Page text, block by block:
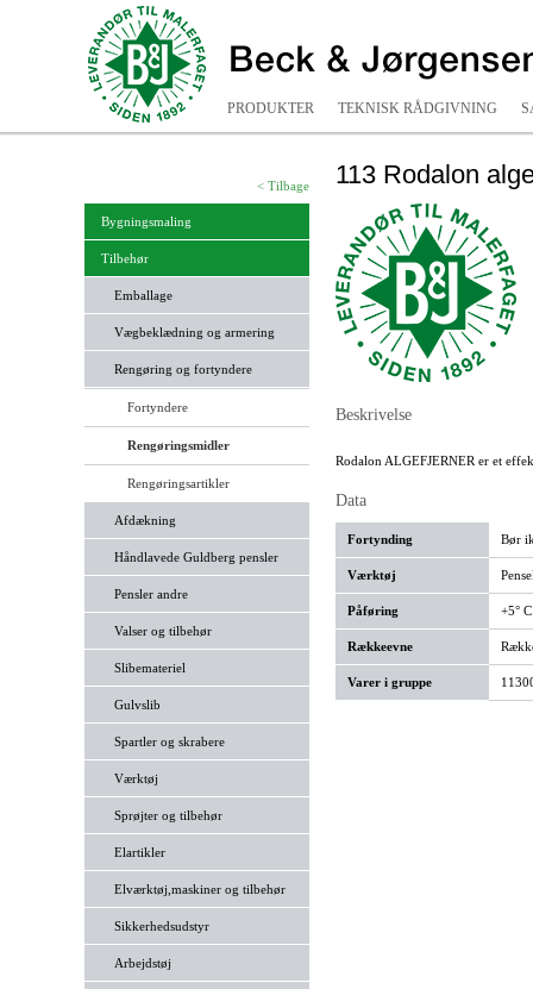
PRODUKTER TEKNISK RÅDGIVNING
113 Rodalon
< Tilbage
Bygningsmaling
Tilbehør
Emballage
Vægbeklædning og armering
Rengøring og fortyndere
Fortyndere
Rengøringsmidler
Rengøringsartikler
Afdækning
Håndlavede Guldberg pensler
Pensler andre
Valser og tilbehør
Slibemateriel
Gulvslib
Spartler og skrabere
Værktøj
Sprøjter og tilbehør
Elartikler
Elværktøj,maskiner og tilbehør
Sikkerhedsudstyr
Arbejdstøj
Beskrivelse
Rodalon ALGEFJERNER er et
Data
Fortynding Bør
Værktøj
Påføring +5°
Rækkeevne
Varer i gruppe